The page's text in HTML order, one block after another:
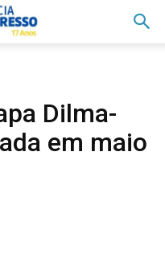
Dilma-
em maio